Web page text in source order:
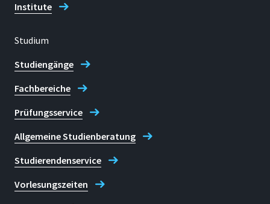
Institute
Studium
Studiengänge
Fachbereiche
Prüfungsservice
Allgemeine Studienberatung
Studierendenservice
Vorlesungszeiten